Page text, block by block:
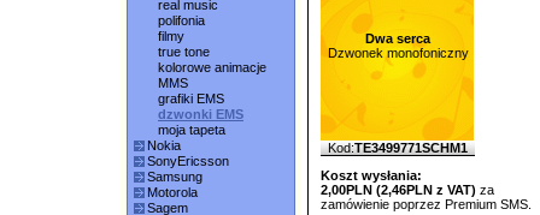
real music
polifonia
filmy
true tone
kolorowe animacje
MMS
grafiki EMS
dzwonki EMS
moja tapeta
Nokia
SonyEricsson
Samsung
Motorola
Sagem
Dwa serca
Dzwonek monofoniczny
Kod:TE3499771SCHM1
Koszt wysłania:
2,00PLN (2,46PLN z VAT) za
zamówienie poprzez Premium SMS.